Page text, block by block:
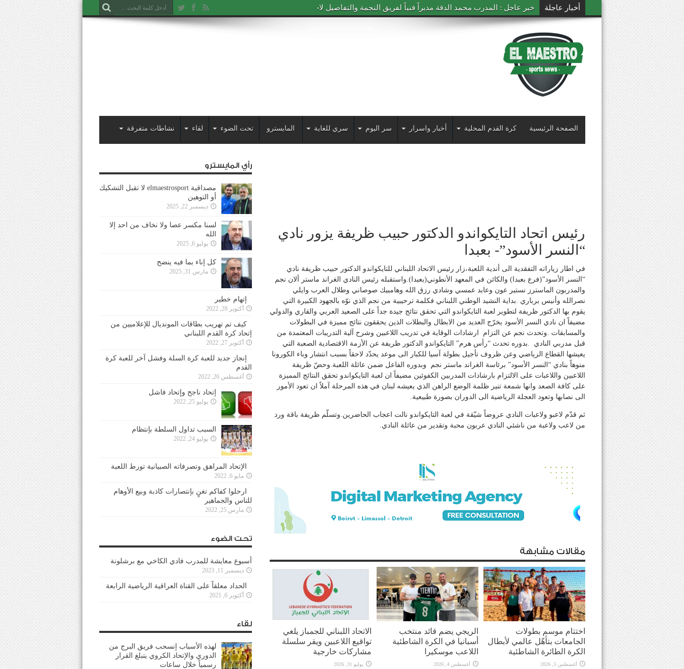
أخبار عاجلة خبر عاجل : المدرب محمد الدقة مديراً فنياً لفريق النجمة والتفاصيل لاحقاً
الصفحة الرئيسية كرة القدم المحلية أخبار واسرار سر اليوم سري للغاية المايسترو تحت الضوء لقاء نشاطات متفرقة
رئيس اتحاد التايكواندو الدكتور حبيب ظريفة يزور نادي
“النسر الأسود”- بعبدا
في اطار زياراته التفقدية الى أندية اللعبة،زار رئيس الاتحاد اللبناني للتايكواندو الدكتور حبيب ظريفة نادي
“النسر الأسود”(فرع بعبدا) والكائن في المعهد الأنطوني(بعبدا).واستقبله رئيس النادي الغراند ماستر ألان نجم
والمدربون الماسترز نستير عون وعابد عمسي وشادي رزق الله وهامبيك صوصاني وطلال العرب وايلي
نصرالله وأنيس برباري .بداية النشيد الوطني اللبناني فكلمة ترحيبية من نجم الذي نوّه بالجهود الكبيرة التي
يقوم بها الدكتور ظريفة لتطوير لعبة التايكواندو التي تحقق نتائج جيدة جداً على الصعيد العربي والقاري والدولي
مضيفاً ان نادي النسر الأسود يخرّج العديد من الابطال والبطلات الذين يحققون نتائج مميزة في البطولات
والمسابقات .وتحدث نجم عن التزام ارشادات الوقاية في تدريب اللاعبين وشرح آلية التدريبات المعتمدة من
قبل مدربي النادي .بدوره تحدث “رأس هرم” التايكواندو الدكتور ظريفة عن الأزمة الاقتصادية الصعبة التي
يعيشها القطاع الرياضي وعن ظروف تأجيل بطولة آسيا للكبار الى موعد يحدّد لاحقاً بسبب انتشار وباء الكورونا
منوهاً بنادي “النسر الأسود” برئاسة الغراند ماستر نجم وبدوره الفاعل ضمن عائلة اللعبة.وحضّ ظريفة
اللاعبين واللاعبات على الالتزام بارشادات المدربين الكفوئين مضيفاً ان لعبة التايكواندو تحقق النتائج المميزة
على كافة الصعد وانها شمعة تنير ظلمة الوضع الراهن الذي يعيشه لبنان في هذه المرحلة آملاً ان تعود الأمور
الى نصابها وتعود العجلة الرياضية الى الدوران بصورة طبيعية.
ثم قدّم لاعبو ولاعبات النادي عروضاً شيّقة في لعبة التايكواندو نالت اعجاب الحاضرين.وتسلّم ظريفة باقة ورد
من لاعب ولاعبة من ناشئي النادي عربون محبة وتقدير من عائلة النادي.
مقالات مشابهة
اختتام موسم بطولات
الجامعات بتأهّل عالمي لأبطال
الكرة الطائرة الشاطئية
أغسطس 5, 2026
الريجي يضم قائد منتخب
أسبانيا في الكرة الشاطئية
اللاعب موسكيرا
أغسطس 4, 2026
الاتحاد اللبناني للجمباز يلغي
تواقيع اللاعبين ويقر سلسلة
مشاركات خارجية
يوليو 31, 2026
رأي المايسترو
مصداقية elmaestrosport لا تقبل التشكيك
أو التوهين
ديسمبر 22, 2025
لسنا مكسر عصا ولا نخاف من احد إلا
الله
يوليو 6, 2025
كل إناء بما فيه ينضح
مارس 31, 2025
إتهام خطير
أكتوبر 28, 2022
كيف تم تهريب بطاقات المونديال للإعلاميين من
إتحاد كرة القدم اللبناني
أكتوبر 27, 2022
إنجاز جديد للعبة كرة السلة وفشل آخر للعبة كرة
القدم
أغسطس 26, 2022
إتحاد ناجح وإتحاد فاشل
يوليو 25, 2022
السبب تداول السلطة بإنتظام
يوليو 24, 2022
الإتحاد المراهق وتصرفاته الصبيانية تورط اللعبة
مايو 6, 2022
ارحلوا كفاكم تغنٍ بإنتصارات كاذبة وبيع الأوهام
للناس والجماهير
مارس 25, 2022
تحت الضوء
أسبوع معايشة للمدرب فادي الكاخي مع برشلونة
ديسمبر 11, 2023
الحداد معلقاً على القناة العراقية الرياضية الرابعة
أكتوبر 6, 2021
لقاء
لهذه الأسباب إنسحب فريق البرج من
الدوري والإتحاد الكروي يتبلغ القرار
رسمياً خلال ساعات